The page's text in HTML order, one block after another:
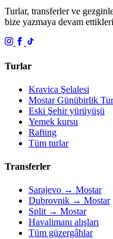
Turlar, transferler ve
bize yazmaya devam
Turlar
Kravica Şelalesi
Mostar Günübirlik Tur
Eski Şehir yürüyüşü
Yemek kursu
Rafting
Tüm turlar
Transferler
Sarajevo → Mostar
Dubrovnik → Mostar
Split → Mostar
Havalimanı alışları
Tüm güzergâhlar